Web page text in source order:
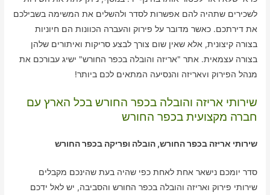
לשכירים שתהיה להם אפשרות לסדר ולהשלים את המשימה בשבילכם
את דירתכם. כאשר מדובר על פירוק והעברה הכוונות הם חיוניות
בצורה קיצונית, אלא שאין שום צורך לבצע סריקות ואיתורים שלהן
בצורה עצמאית. אתר "אריזה והובלה בכפר החורש" ישיג עבורכם את
מנהל הפירוק וvאריזה והנסיעה המתאים לכם ביותר!
שירותי אריזה והובלה בכפר החורש בכל הארץ עם
חברה מקצועית בכפר החורש
שירותי אריזה בכפר החורש, הובלה ופריקה בכפר החורש
סדר יומכם נישאר אחת לאחת כפי שהיה בעת שהינכם מקבלים
שירותי פירוק ואריזה והובלה בכפר החורש והסביבה, יש לאל ידכם